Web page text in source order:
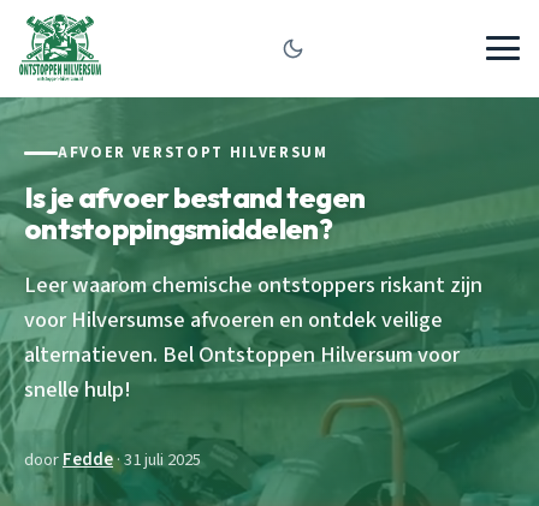
AFVOER VERSTOPT HILVERSUM
Is je afvoer bestand tegen
ontstoppingsmiddelen?
Leer waarom chemische ontstoppers riskant zijn
voor Hilversumse afvoeren en ontdek veilige
alternatieven. Bel Ontstoppen Hilversum voor
snelle hulp!
doorFedde· 31 juli 2025